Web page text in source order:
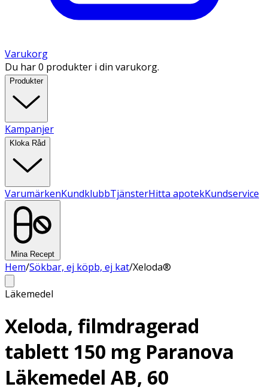
Varukorg
Du har 0 produkter i din varukorg.
Produkter
Kampanjer
Kloka Råd
VarumärkenKundklubbTjänsterHitta apotekKundservice
Mina Recept
Hem/Sökbar, ej köpb, ej kat/Xeloda®
Läkemedel
Xeloda, filmdragerad
tablett 150 mg Paranova
Läkemedel AB, 60